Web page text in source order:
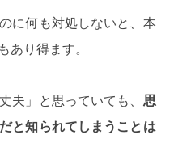
に何も対処しないと、本
あり得ます。
夫」と思っていても、 思
と知られてしまうことは